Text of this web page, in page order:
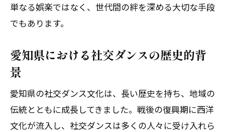
単なる娯楽ではなく、世代間の絆を深める大切な手段
でもあります。
愛知県における社交ダンスの歴史的背
景
愛知県の社交ダンス文化は、長い歴史を持ち、地域の
伝統とともに成長してきました。戦後の復興期に西洋
文化が流入し、社交ダンスは多くの人々に受け入れら